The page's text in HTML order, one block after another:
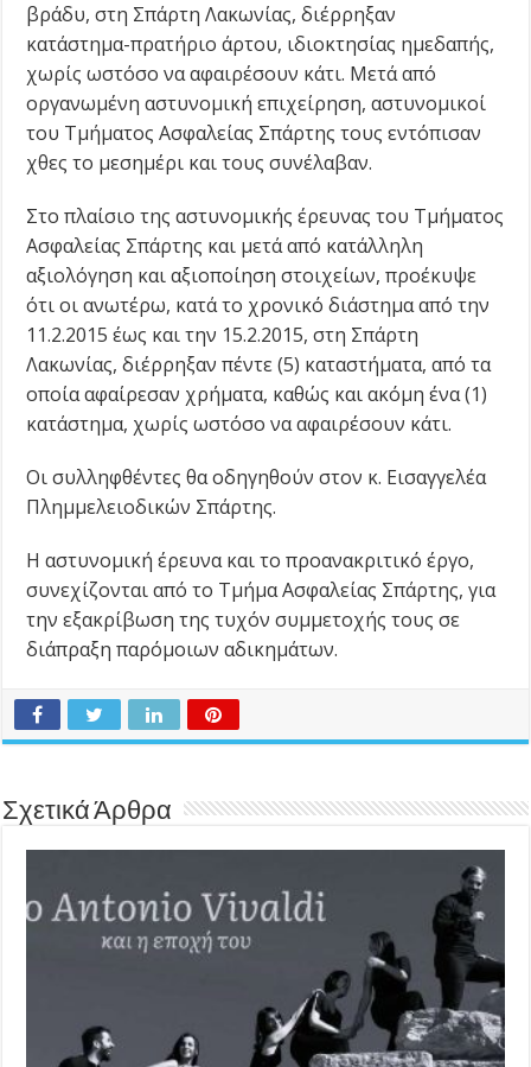
βράδυ, στη Σπάρτη Λακωνίας, διέρρηξαν
κατάστημα-πρατήριο άρτου, ιδιοκτησίας ημεδαπής,
χωρίς ωστόσο να αφαιρέσουν κάτι. Μετά από
οργανωμένη αστυνομική επιχείρηση, αστυνομικοί
του Τμήματος Ασφαλείας Σπάρτης τους εντόπισαν
χθες το μεσημέρι και τους συνέλαβαν.
Στο πλαίσιο της αστυνομικής έρευνας του Τμήματος
Ασφαλείας Σπάρτης και μετά από κατάλληλη
αξιολόγηση και αξιοποίηση στοιχείων, προέκυψε
ότι οι ανωτέρω, κατά το χρονικό διάστημα από την
11.2.2015 έως και την 15.2.2015, στη Σπάρτη
Λακωνίας, διέρρηξαν πέντε (5) καταστήματα, από τα
οποία αφαίρεσαν χρήματα, καθώς και ακόμη ένα (1)
κατάστημα, χωρίς ωστόσο να αφαιρέσουν κάτι.
Οι συλληφθέντες θα οδηγηθούν στον κ. Εισαγγελέα
Πλημμελειοδικών Σπάρτης.
Η αστυνομική έρευνα και το προανακριτικό έργο,
συνεχίζονται από το Τμήμα Ασφαλείας Σπάρτης, για
την εξακρίβωση της τυχόν συμμετοχής τους σε
διάπραξη παρόμοιων αδικημάτων.
Σχετικά Άρθρα